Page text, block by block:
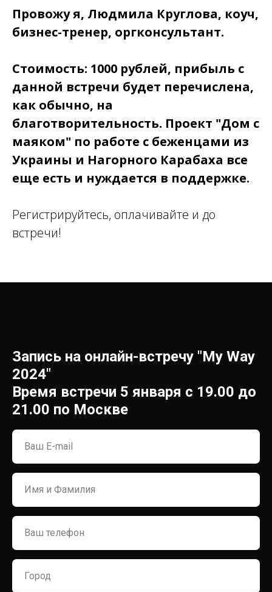
Провожу я, Людмила Круглова, коуч,
бизнес-тренер, оргконсультант.
Стоимость: 1000 рублей, прибыль с
данной встречи будет перечислена,
как обычно, на
благотворительность. Проект "Дом с
маяком" по работе с беженцами из
Украины и Нагорного Карабаха все
еще есть и нуждается в поддержке.
Регистрируйтесь, оплачивайте и до
встречи!
Запись на онлайн-встречу "My Way
2024"
Время встречи 5 января с 19.00 до
21.00 по Москве